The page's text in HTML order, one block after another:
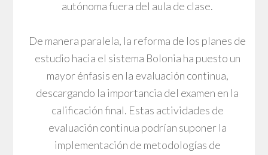
autónoma fuera del aula de clase.
De manera paralela, la reforma de los planes de
estudio hacia el sistema Bolonia ha puesto un
mayor énfasis en la evaluación continua,
descargando la importancia del examen en la
calificación final. Estas actividades de
evaluación continua podrían suponer la
implementación de metodologías de